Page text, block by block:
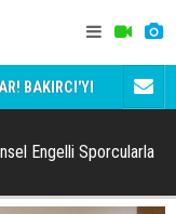
BAKIRCI'YI Bala
Engelli Sporcularla